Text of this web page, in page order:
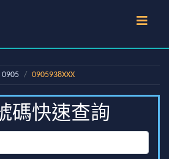
0905 0905938XXX
碼快速查詢